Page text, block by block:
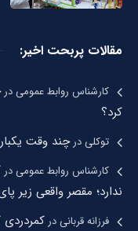
مقالات پربحت اخیر:
کارشناس روابط عمومیدر
کرد؟
توکلیدرچند وقت
کارشناس روابط عمومیدر
ندارد؛ مقصر واقعی زیر
فرزانه قربانیدر